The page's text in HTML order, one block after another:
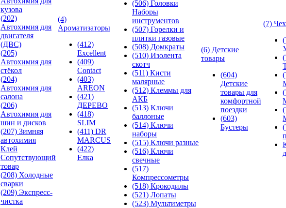
кузова
(202)
Автохимия для
двигателя
(ДВС)
(205)
Автохимия для
стёкол
(204)
Автохимия для
салона
(206)
Автохимия для
шин и дисков
(207) Зимняя
автохимия
Клей
Сопутствующий
товар
(208) Холодные
сварки
(209) Экспреcс-
чистка
(4)
Ароматизаторы
(412)
Excellent
(409)
Contact
(403)
AREON
(421)
ДЕРЕВО
(418)
SLIM
(411) DR
MARCUS
(422)
Елка
(506) Головки
Наборы
инструментов
(507) Горелки и
плитки газовые
(508) Домкраты
(510) Изолента
скотч
(511) Кисти
малярные
(512) Клеммы для
АКБ
(513) Ключи
баллоные
(514) Ключи
наборы
(515) Ключи разные
(516) Ключи
свечные
(517)
Компрессометры
(518) Крокодилы
(521) Лопаты
(523) Мультиметры
(6) Детские
товары
(604)
Детские
товары для
комфортной
поездки
(603)
Бустеры
(7)